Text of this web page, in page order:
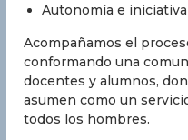
Autonomía e
Acompañamos el
conformando una
docentes y alumnos,
asumen como un
todos los hombres.